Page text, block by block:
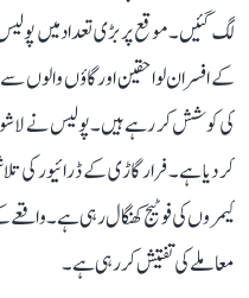
لگ گئیں۔ موقع پر بڑی تعداد میں
کے افسران لواحقین اور گاؤں
کی کوشش کر رہے ہیں۔ پولیس نے
کر دیا ہے۔ فرار گاڑی کے ڈرائیور
کیمروں کی فوٹیج کھنگال رہی ہے۔ واقعے
معاملے کی تفتیش کر رہی ہے۔